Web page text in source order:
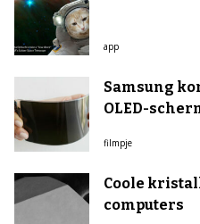
app
Samsung
OLED-
filmpje
Coole
computers